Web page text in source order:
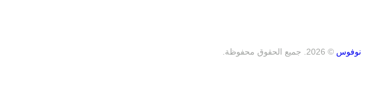
نوفوس © 2026. جميع الحقوق محفوظة.